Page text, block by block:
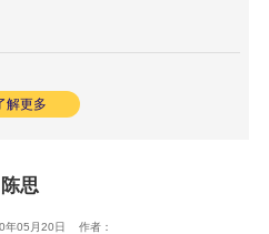
解更多
陈思
年05月20日 作者：